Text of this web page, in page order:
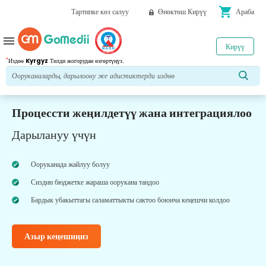
Тартипке көз салуу Өнөктөш Кирүү shopping_cart Араба
*Издөө Kyrgyz Тилди жогорудан өзгөртүңүз.
Кирүү
menu
Процессти жеңилдетүү жана интеграциялоо
Дарылануу үчүн
Ооруканада жайлуу болуу
Сиздин бюджетке жараша оорукана тандоо
Бардык убакыттагы саламаттыкты сактоо боюнча кеңешчи колдоо
Азыр кеңешиңиз